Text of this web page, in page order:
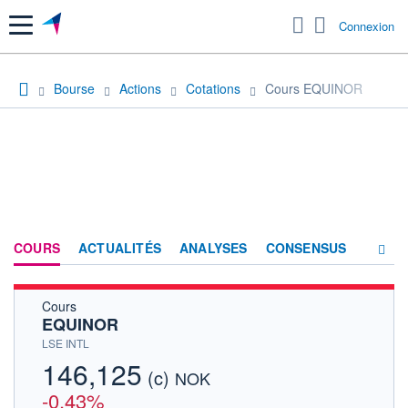
Menu Connexion
Bourse Actions Cotations Cours EQUINOR
COURS ACTUALITÉS ANALYSES CONSENSUS
HISTORIQUE
Cours
EQUINOR
LSE INTL
146,125 (c) NOK
-0,43%